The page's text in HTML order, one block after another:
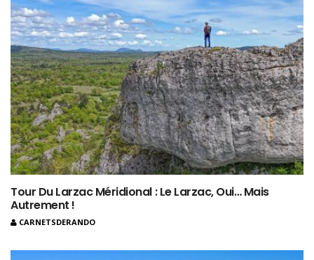
Tour Du Larzac Méridional : Le Larzac, Oui… Mais
Autrement !
CARNETSDERANDO